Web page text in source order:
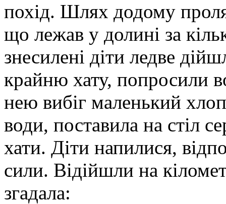
похід. Шлях додому
що лежав у долині за
знесилені діти ледве
крайню хату, попросили
нею вибіг маленький
води, поставила на стіл
хати. Діти напилися,
сили. Відійшли на
згадала: